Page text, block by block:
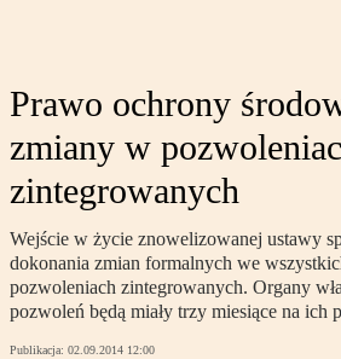
Prawo ochrony
zmiany w
zintegrowanych
Wejście w życie znowelizowanej ustawy
dokonania zmian formalnych we
pozwoleniach zintegrowanych. Organy
pozwoleń będą miały trzy miesiące na ich
Publikacja: 02.09.2014 12:00